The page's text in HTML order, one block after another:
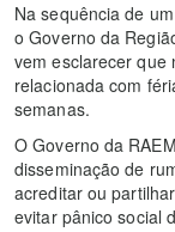
Na sequência de
o Governo da
vem esclarecer que
relacionada com
semanas.
O Governo da
disseminação de
acreditar ou
evitar pânico social